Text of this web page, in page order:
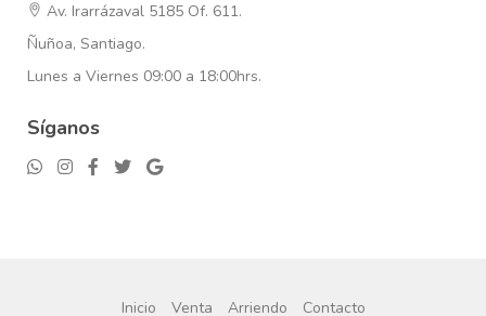
Av. Irarrázaval 5185 Of. 611.
Ñuñoa, Santiago.
Lunes a Viernes 09:00 a 18:00hrs.
Síganos
Inicio Venta Arriendo Contacto